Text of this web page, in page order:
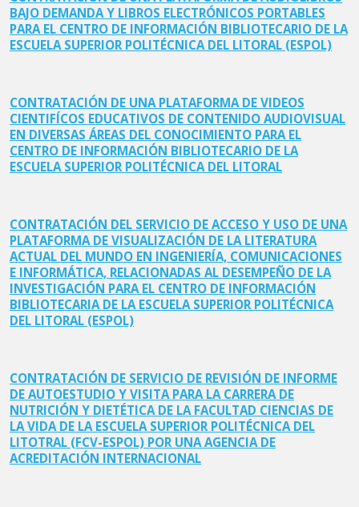
BAJO DEMANDA Y LIBROS ELECTRÓNICOS PORTABLES
PARA EL CENTRO DE INFORMACIÓN BIBLIOTECARIO DE LA
ESCUELA SUPERIOR POLITÉCNICA DEL LITORAL (ESPOL)
CONTRATACIÓN DE UNA PLATAFORMA DE VIDEOS
CIENTIFÍCOS EDUCATIVOS DE CONTENIDO AUDIOVISUAL
EN DIVERSAS ÁREAS DEL CONOCIMIENTO PARA EL
CENTRO DE INFORMACIÓN BIBLIOTECARIO DE LA
ESCUELA SUPERIOR POLITÉCNICA DEL LITORAL
CONTRATACIÓN DEL SERVICIO DE ACCESO Y USO DE UNA
PLATAFORMA DE VISUALIZACIÓN DE LA LITERATURA
ACTUAL DEL MUNDO EN INGENIERÍA, COMUNICACIONES
E INFORMÁTICA, RELACIONADAS AL DESEMPEÑO DE LA
INVESTIGACIÓN PARA EL CENTRO DE INFORMACIÓN
BIBLIOTECARIA DE LA ESCUELA SUPERIOR POLITÉCNICA
DEL LITORAL (ESPOL)
CONTRATACIÓN DE SERVICIO DE REVISIÓN DE INFORME
DE AUTOESTUDIO Y VISITA PARA LA CARRERA DE
NUTRICIÓN Y DIETÉTICA DE LA FACULTAD CIENCIAS DE
LA VIDA DE LA ESCUELA SUPERIOR POLITÉCNICA DEL
LITOTRAL (FCV-ESPOL) POR UNA AGENCIA DE
ACREDITACIÓN INTERNACIONAL